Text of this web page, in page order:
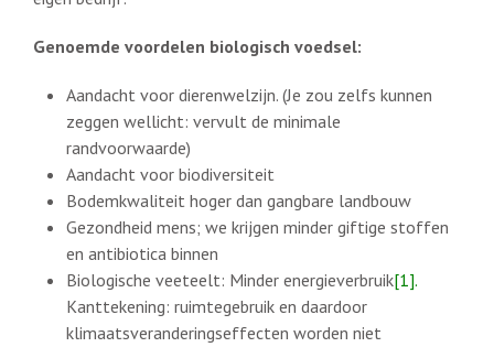
Genoemde voordelen biologisch voedsel:
Aandacht voor dierenwelzijn. (Je zou zelfs kunnen
zeggen wellicht: vervult de minimale
randvoorwaarde)
Aandacht voor biodiversiteit
Bodemkwaliteit hoger dan gangbare landbouw
Gezondheid mens; we krijgen minder giftige stoffen
en antibiotica binnen
Biologische veeteelt: Minder energieverbruik[1].
Kanttekening: ruimtegebruik en daardoor
klimaatsveranderingseffecten worden niet